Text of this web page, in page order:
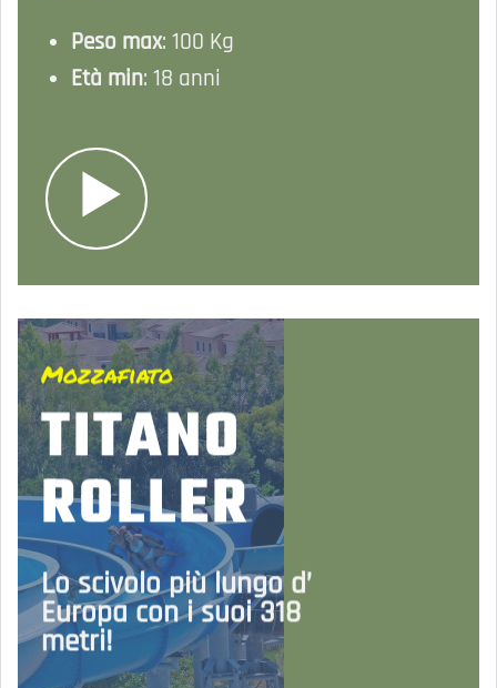
Peso max: 100 Kg
Età min: 18 anni
Mozzafiato
TITANO
ROLLER
Lo scivolo più lungo d’
Europa con i suoi 318
metri!